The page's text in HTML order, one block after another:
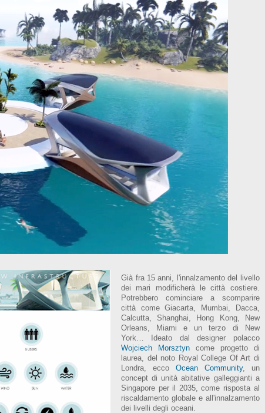
Già fra 15 anni, l'innalzamento del livello
dei mari modificherà le città costiere.
Potrebbero cominciare a scomparire
città come Giacarta, Mumbai, Dacca,
Calcutta, Shanghai, Hong Kong, New
Orleans, Miami e un terzo di New
York… Ideato dal designer polacco
Wojciech Morsztyn come progetto di
laurea, del noto Royal College Of Art di
Londra, ecco Ocean Community, un
concept di unità abitative galleggianti a
Singapore per il 2035, come risposta al
riscaldamento globale e all'innalzamento
dei livelli degli oceani.